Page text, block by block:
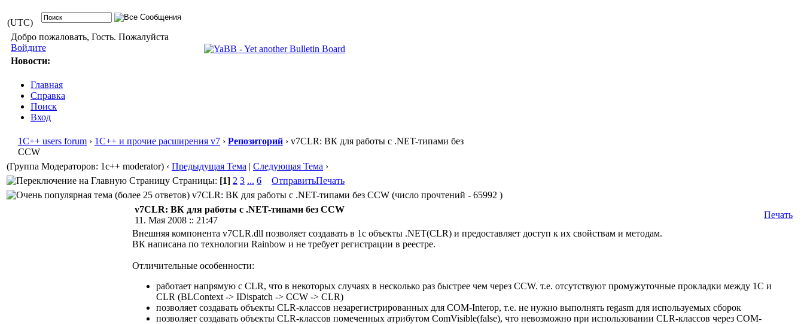
(UTC)
Добро пожаловать, Гость. Пожалуйста
Войдите
Новости:
Главная
Справка
Поиск
Вход
1С++ users forum › 1С++ и прочие расширения v7 › Репозиторий › v7CLR: ВК для работы с .NET-типами без
CCW
(Группа Модераторов: 1c++ moderator) ‹ Предыдущая Тема | Следующая Тема ›
Страницы: [1] 2 3 ... 6 ОтправитьПечать
v7CLR: ВК для работы с .NET-типами без CCW (число прочтений - 65992 )
v7CLR: ВК для работы с .NET-типами без CCW
11. Мая 2008 :: 21:47
Печать
Внешняя компонента v7CLR.dll позволяет создавать в 1с объекты .NET(CLR) и предоставляет доступ к их свойствам и методам.
ВК написана по технологии Rainbow и не требует регистрации в реестре.
Отличительные особенности:
работает напрямую с CLR, что в некоторых случаях в несколько раз быстрее чем через CCW. т.е. отсутствуют промужуточные прокладки между 1С и
CLR (BLContext -> IDispatch -> CCW -> CLR)
позволяет создавать объекты CLR-классов незарегистрированных для COM-Interop, т.е. не нужно выполнять regasm для используемых сборок
позволяет создавать объекты CLR-классов помеченных атрибутом ComVisible(false), что невозможно при использовании CLR-классов через COM-